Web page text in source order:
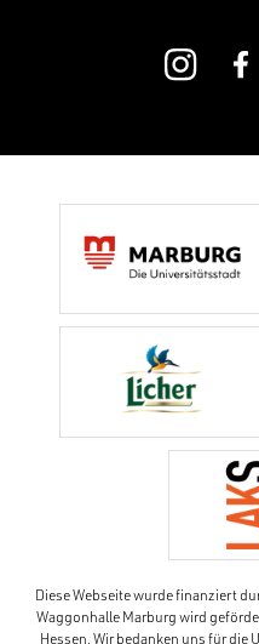
Diese Webseite wurde finanziert
Waggonhalle Marburg wird
Hessen. Wir bedanken uns für die